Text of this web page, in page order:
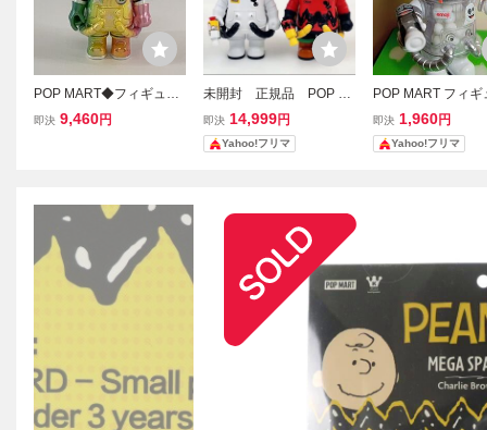
POP MART◆フィギュア/
MEGA SPACE MOLLY 10
即決 9,460円
未開封 正規品 POP M
ART MEGA SPACE MOLL
Y 100% Charlie Brown &
Snoopy
即決 14,999円
Yahoo!フリマ
POP MART フィギ
PACE MOLLY100
即決 1,960円
Yahoo!フリマ